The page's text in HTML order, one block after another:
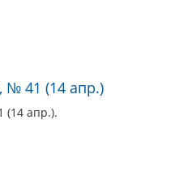
№ 41 (14 апр.)
(14 апр.).